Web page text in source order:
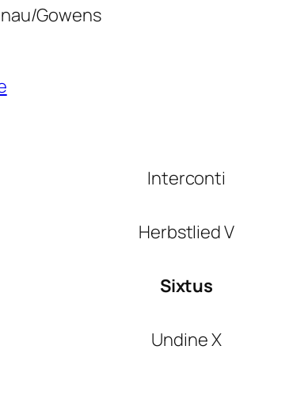
Gowens
Interconti
Herbstlied V
Sixtus
Undine X